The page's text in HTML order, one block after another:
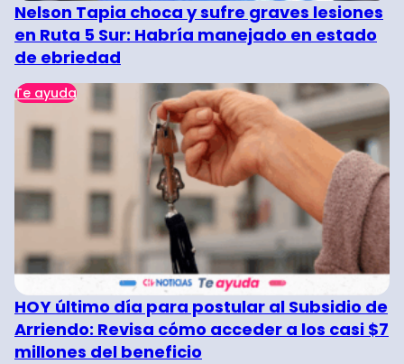
Nelson Tapia choca y sufre graves lesiones
en Ruta 5 Sur: Habría manejado en estado
de ebriedad
Te ayuda
HOY último día para postular al Subsidio de
Arriendo: Revisa cómo acceder a los casi $7
millones del beneficio